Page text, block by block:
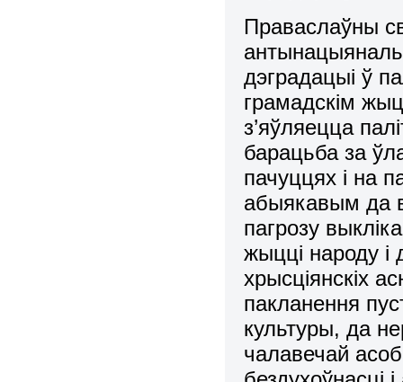
Праваслаўны
дэградацыі ў
грамадскім
з’яўляецца
барацьба за
пачуццях і на
абыякавым да
пагрозу
жыцці народу і
хрысціянскіх
пакланення
культуры, да
чалавечай